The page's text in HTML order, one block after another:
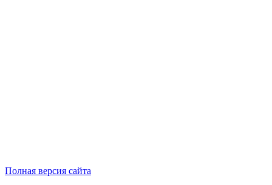
Полная версия сайта